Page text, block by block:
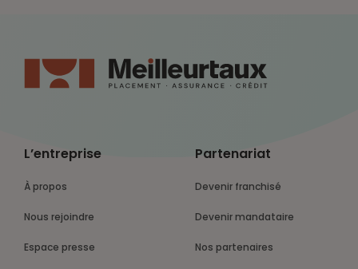
L’entreprise
À propos
Nous rejoindre
Espace presse
Partenariat
Devenir franchisé
Devenir mandataire
Nos partenaires